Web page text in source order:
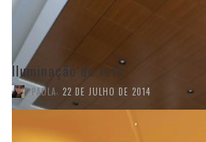
Iluminação do teto
PAOLA, 22 DE JULHO DE 2014